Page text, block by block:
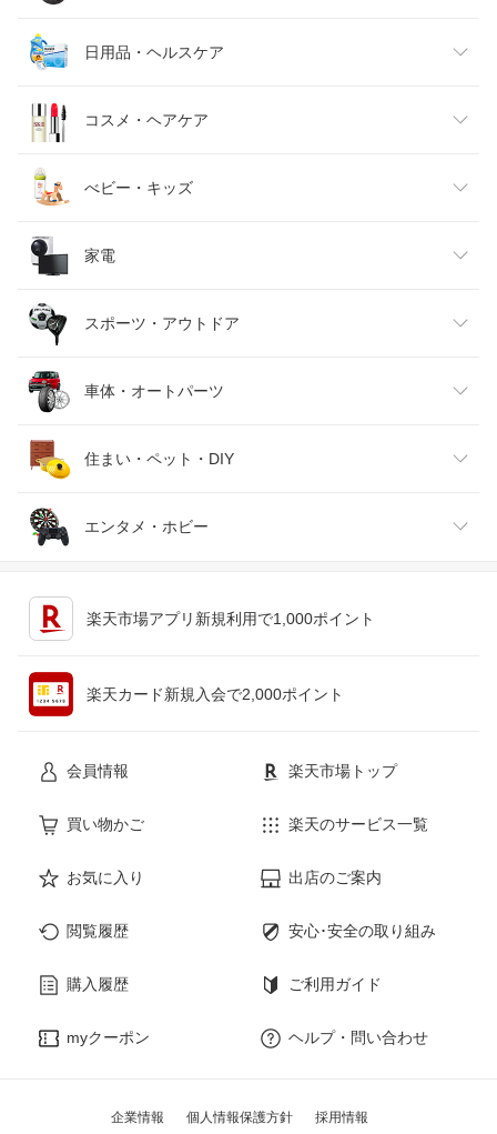
メンズファッション
バッグ・小物・ブランド雑貨
ジュエリー・アクセサリー
日用品・ヘルスケア
日用品雑貨・文房具・手芸
コスメ・ヘアケア
べビー・キッズ
家電
TV・オーディオ・カメラ
スマートフォン・タブレット
スポーツ・アウトドア
スポーツ・アウトドア
車体・オートパーツ
車用品・バイク用品
住まい・ペット・DIY
インテリア・寝具・収納
エンタメ・ホビー
本・雑誌・コミック
楽天市場アプリ新規利用で1,000ポイント
楽天カード新規入会で2,000ポイント
会員情報 楽天市場トップ
買い物かご 楽天のサービス一覧
お気に入り 出店のご案内
閲覧履歴 安心･安全の取り組み
購入履歴 ご利用ガイド
myクーポン ヘルプ・問い合わせ
企業情報 個人情報保護方針 採用情報